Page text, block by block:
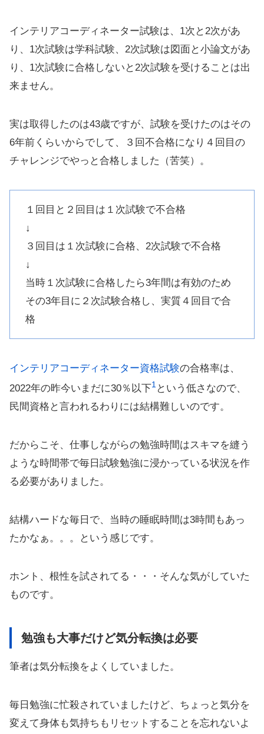
インテリアコーディネーター試験は、1次と2次があ
り、1次試験は学科試験、2次試験は図面と小論文があ
り、1次試験に合格しないと2次試験を受けることは出
来ません。
実は取得したのは43歳ですが、試験を受けたのはその
6年前くらいからでして、３回不合格になり４回目の
チャレンジでやっと合格しました（苦笑）。
１回目と２回目は１次試験で不合格
↓
３回目は１次試験に合格、2次試験で不合格
↓
当時１次試験に合格したら3年間は有効のため
その3年目に２次試験合格し、実質４回目で合
格
インテリアコーディネーター資格試験の合格率は、
2022年の昨今いまだに30％以下1という低さなので、
民間資格と言われるわりには結構難しいのです。
だからこそ、仕事しながらの勉強時間はスキマを縫う
ような時間帯で毎日試験勉強に浸かっている状況を作
る必要がありました。
結構ハードな毎日で、当時の睡眠時間は3時間もあっ
たかなぁ。。。という感じです。
ホント、根性を試されてる・・・そんな気がしていた
ものです。
勉強も大事だけど気分転換は必要
筆者は気分転換をよくしていました。
毎日勉強に忙殺されていましたけど、ちょっと気分を
変えて身体も気持ちもリセットすることを忘れないよ